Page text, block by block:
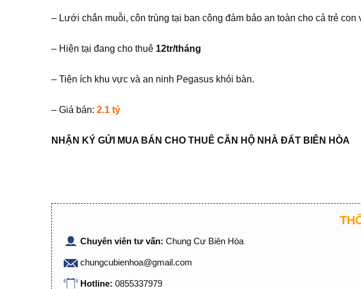
– Lưới chắn muỗi, côn trùng tại ban công đảm bảo an toàn cho cả trẻ
– Hiện tại đang cho thuê 12tr/tháng
– Tiện ích khu vực và an ninh Pegasus khỏi bàn.
– Giá bán: 2.1 tỷ
NHẬ N KÝ GỬI MUA BÁN CHO THUÊ CĂ N HỘ NHÀ ĐẤT BIÊN HÒA
Chuyên viên tư vấn: Chung Cư Biên Hòa
chungcubienhoa@gmail.com
Hotline: 0855337979